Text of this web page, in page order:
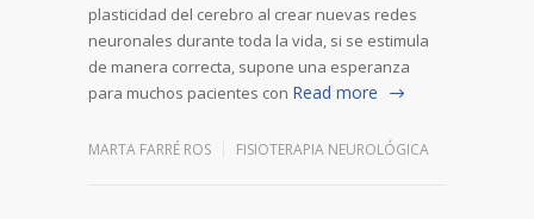
plasticidad del cerebro al crear nuevas redes
neuronales durante toda la vida, si se estimula
de manera correcta, supone una esperanza
para muchos pacientes con Read more
MARTA FARRÉ ROS FISIOTERAPIA NEUROLÓGICA